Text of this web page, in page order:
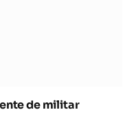
de militar